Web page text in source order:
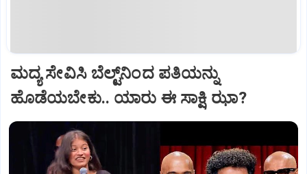
ಮದ್ಯ ಸೇವಿಸಿ ಬೆಲ್ಟ್‌ನಿಂದ ಪತಿಯನ್ನು
ಹೊಡೆಯಬೇಕು.. ಯಾರು ಈ ಸಾಕ್ಷಿ ಝಾ?